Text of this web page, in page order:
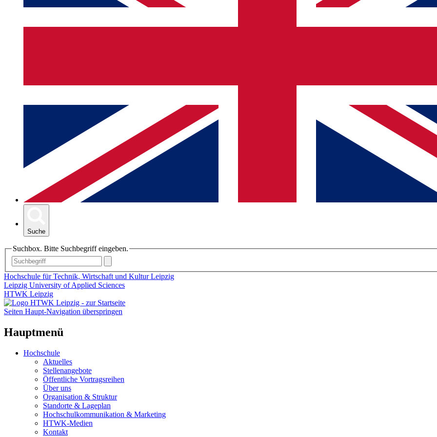
Suche
Suchbox. Bitte Suchbegriff eingeben.
Hochschule für Technik, Wirtschaft und Kultur Leipzig
Leipzig University of Applied Sciences
HTWK Leipzig
Seiten Haupt-Navigation überspringen
Hauptmenü
Hochschule
Aktuelles
Stellenangebote
Öffentliche Vortragsreihen
Über uns
Organisation & Struktur
Standorte & Lageplan
Hochschulkommunikation & Marketing
HTWK-Medien
Kontakt